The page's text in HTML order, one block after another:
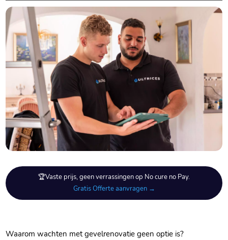
🏆Vaste prijs, geen verrassingen op No cure no Pay.
Gratis Offerte aanvragen →
Waarom wachten met gevelrenovatie geen optie is?